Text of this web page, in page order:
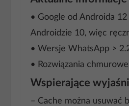
• Google od Androida
Androidzie 10, więc
• Wersje WhatsApp >
• Rozwiązania
Wspierające
– Cache można usuwać